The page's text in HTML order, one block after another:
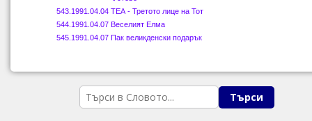
543 .1991.04.04 ТЕА - Третото лице на Тот
544 .1991.04.07 Веселият Елма
545 .1991.04.07 Пак великденски подарък